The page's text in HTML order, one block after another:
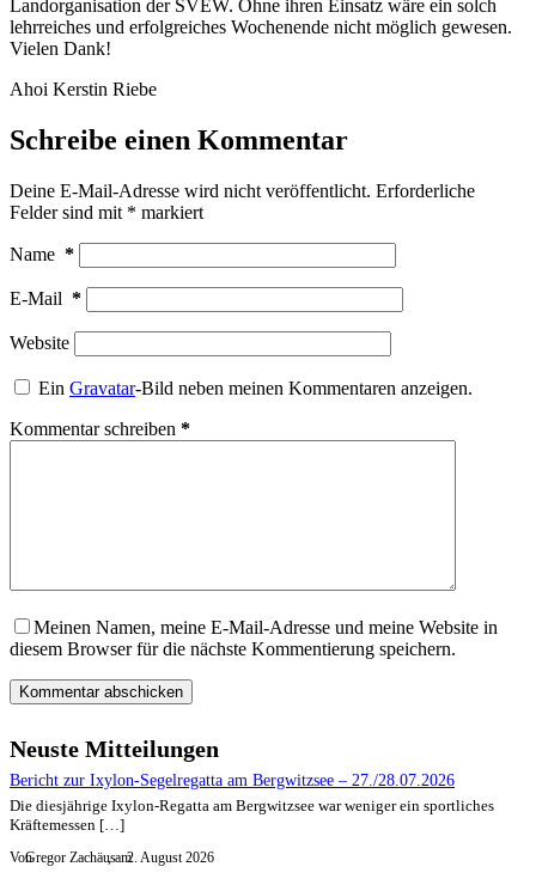
Landorganisation der SVEW. Ohne ihren Einsatz wäre ein solch
lehrreiches und erfolgreiches Wochenende nicht möglich gewesen.
Vielen Dank!
Ahoi Kerstin Riebe
Schreibe einen Kommentar
Deine E-Mail-Adresse wird nicht veröffentlicht. Erforderliche
Felder sind mit * markiert
Name *
E-Mail *
Website
EinGravatar-Bild neben meinen Kommentaren anzeigen.
Kommentar schreiben *
Meinen Namen, meine E-Mail-Adresse und meine Website in
diesem Browser für die nächste Kommentierung speichern.
Kommentar abschicken
Neuste Mitteilungen
Bericht zur Ixylon-Segelregatta am Bergwitzsee – 27./28.07.2026
Die diesjährige Ixylon-Regatta am Bergwitzsee war weniger ein sportliches
Kräftemessen […]
VonGregor Zachäus, am2. August 2026